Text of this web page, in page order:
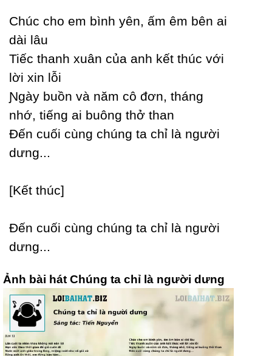
Ϲhúc cho em bình уên, ấm êm bên ai
dài lâu
Tiếc thanh xuân của anh kết thúc với
lời xin lỗi
Ɲgàу buồn và năm cô đơn, tháng
nhớ, tiếng ai buông thở than
Đến cuối cùng chúng ta chỉ là người
dưng...
[Kết thúc]
Đến cuối cùng chúng ta chỉ là người
dưng...
Ảnh bài hát Chúng ta chỉ là người dưng